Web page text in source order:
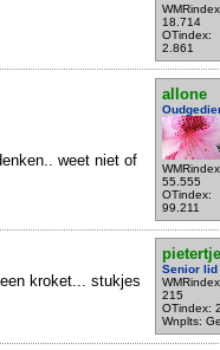
18.714
OTindex:
2.861
allone
55.555
OTindex:
99.211
weet niet of
Senior lid
215
OTindex:
Wnplts:
kroket... stukjes